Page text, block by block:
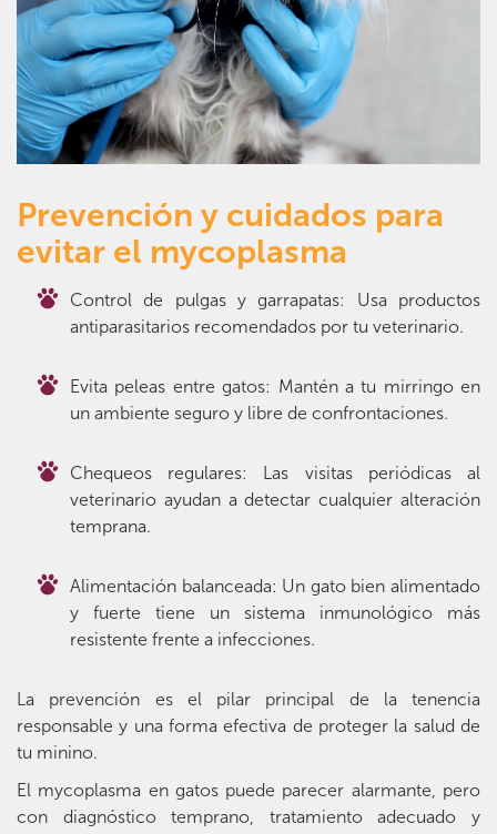
Prevención y cuidados para
evitar el mycoplasma
Control de pulgas y garrapatas: Usa productos
antiparasitarios recomendados por tu veterinario.
Evita peleas entre gatos: Mantén a tu mirringo en
un ambiente seguro y libre de confrontaciones.
Chequeos regulares: Las visitas periódicas al
veterinario ayudan a detectar cualquier alteración
temprana.
Alimentación balanceada: Un gato bien alimentado
y fuerte tiene un sistema inmunológico más
resistente frente a infecciones.
La prevención es el pilar principal de la tenencia
responsable y una forma efectiva de proteger la salud de
tu minino.
El mycoplasma en gatos puede parecer alarmante, pero
con diagnóstico temprano, tratamiento adecuado y